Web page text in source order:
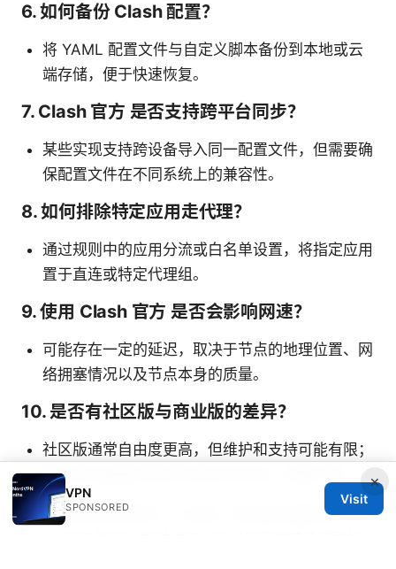
6. 如何备份 Clash 配置？
将 YAML 配置文件与自定义脚本备份到本地或云
端存储，便于快速恢复。
7. Clash 官方 是否支持跨平台同步？
某些实现支持跨设备导入同一配置文件，但需要确
保配置文件在不同系统上的兼容性。
8. 如何排除特定应用走代理？
通过规则中的应用分流或白名单设置，将指定应用
置于直连或特定代理组。
9. 使用 Clash 官方 是否会影响网速？
可能存在一定的延迟，取决于节点的地理位置、网
络拥塞情况以及节点本身的质量。
10. 是否有社区版与商业版的差异？
社区版通常自由度更高，但维护和支持可能有限；
商业版可能提供稳定性和技术支持，但需付费。
此版本内容旨在提供一个全面、实用且可操作的
×
VPN
SPONSORED
Visit